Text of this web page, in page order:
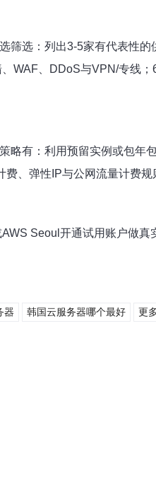
选：列出3-5家有代表性
WAF、DDoS与VPN/专线
有：利用预留实例或包
、弹性IP与公网流量计费
Seoul开通试用账户做
器 韩国云服务器哪个最好 更